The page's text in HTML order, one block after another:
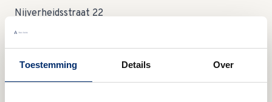
Toestemming Details Over
Nijverheidsstraat 22
4143 HM Leerdam
mail info@annaservies.nl